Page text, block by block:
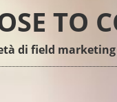
TO
di field